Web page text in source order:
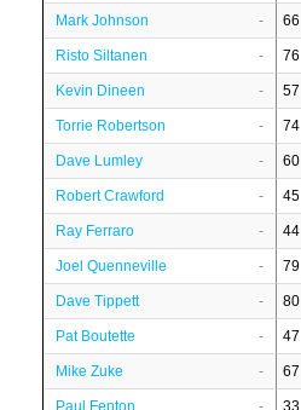
Mark Johnson - 66
Risto Siltanen - 76
Kevin Dineen - 57
Torrie Robertson - 74
Dave Lumley - 60
Robert Crawford - 45
Ray Ferraro - 44
Joel Quenneville - 79
Dave Tippett - 80
Pat Boutette - 47
Mike Zuke - 67
Paul Fenton - 33